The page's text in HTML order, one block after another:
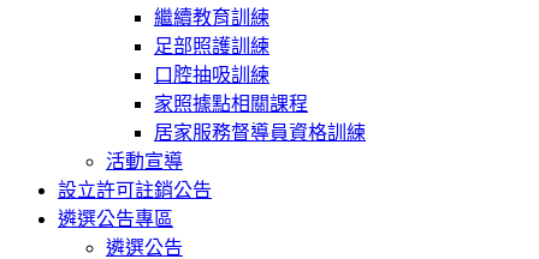
繼續教育訓練
足部照護訓練
口腔抽吸訓練
家照據點相關課程
居家服務督導員資格訓練
活動宣導
設立許可註銷公告
遴選公告專區
遴選公告